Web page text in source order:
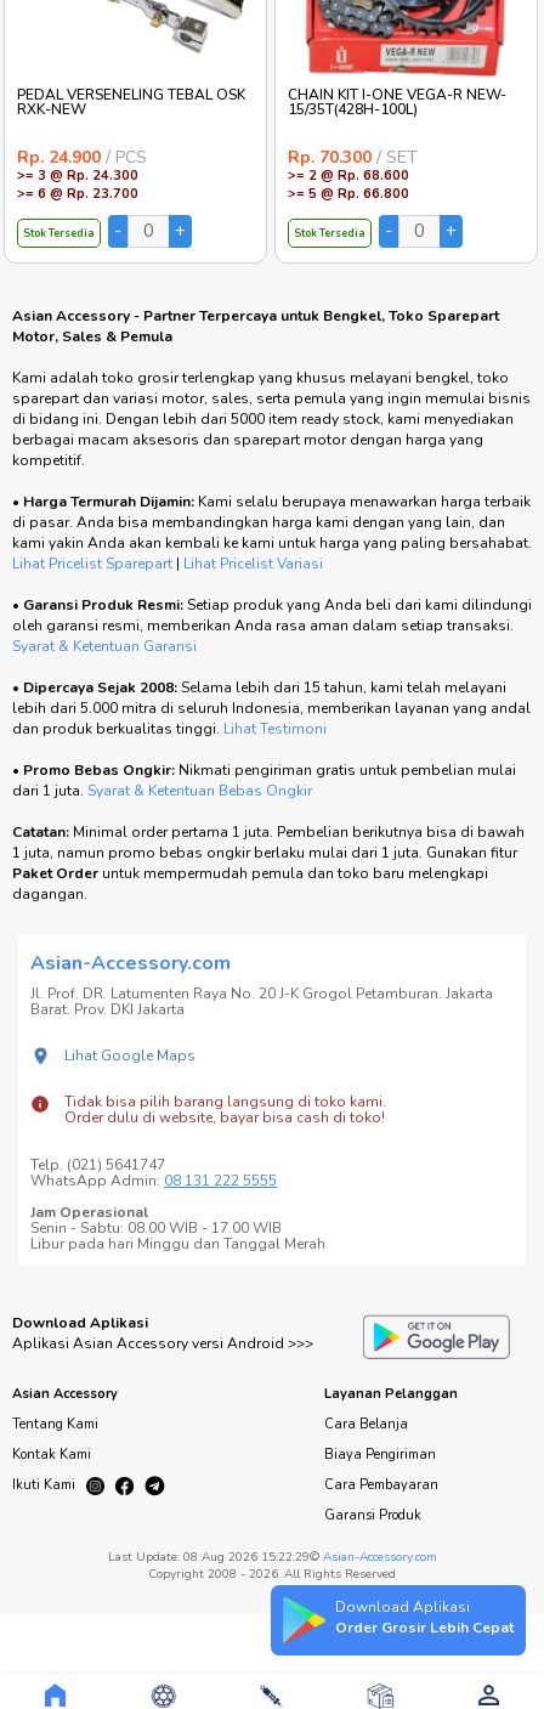
PEDAL VERSENELING TEBAL OSK
RXK-NEW
Rp. 24.900 / PCS
>= 3 @ Rp. 24.300
>= 6 @ Rp. 23.700
Stok Tersedia
CHAIN KIT I-ONE VEGA-R NEW-
15/35T(428H-100L)
Rp. 70.300 / SET
>= 2 @ Rp. 68.600
>= 5 @ Rp. 66.800
Stok Tersedia
Download Aplikasi
Order Grosir Lebih Cepat
Asian Accessory - Partner Terpercaya untuk Bengkel, Toko Sparepart
Motor, Sales & Pemula
Kami adalah toko grosir terlengkap yang khusus melayani bengkel, toko
sparepart dan variasi motor, sales, serta pemula yang ingin memulai bisnis
di bidang ini. Dengan lebih dari 5000 item ready stock, kami menyediakan
berbagai macam aksesoris dan sparepart motor dengan harga yang
kompetitif.
• Harga Termurah Dijamin: Kami selalu berupaya menawarkan harga terbaik
di pasar. Anda bisa membandingkan harga kami dengan yang lain, dan
kami yakin Anda akan kembali ke kami untuk harga yang paling bersahabat.
Lihat Pricelist Sparepart | Lihat Pricelist Variasi
• Garansi Produk Resmi:Setiap produk yang Anda beli dari kami dilindungi
oleh garansi resmi, memberikan Anda rasa aman dalam setiap transaksi.
Syarat & Ketentuan Garansi
• Dipercaya Sejak 2008:Selama lebih dari 15 tahun, kami telah melayani
lebih dari 5.000 mitra di seluruh Indonesia, memberikan layanan yang andal
dan produk berkualitas tinggi. Lihat Testimoni
• Promo Bebas Ongkir: Nikmati pengiriman gratis untuk pembelian mulai
dari 1 juta. Syarat & Ketentuan Bebas Ongkir
Catatan: Minimal order pertama 1 juta. Pembelian berikutnya bisa di bawah
1 juta, namun promo bebas ongkir berlaku mulai dari 1 juta. Gunakan fitur
Paket Order untuk mempermudah pemula dan toko baru melengkapi
dagangan.
Asian-Accessory.com
Jl. Prof. DR. Latumenten Raya No. 20 J-K Grogol Petamburan. Jakarta
Barat. Prov. DKI Jakarta
Lihat Google Maps
Tidak bisa pilih barang langsung di toko kami.
Order dulu di website, bayar bisa cash di toko!
Telp. (021) 5641747
WhatsApp Admin: 08 131 222 5555
Jam Operasional
Senin - Sabtu: 08.00 WIB - 17.00 WIB
Libur pada hari Minggu dan Tanggal Merah
Download Aplikasi
Aplikasi Asian Accessory versi Android >>>
Asian Accessory
Tentang Kami
Kontak Kami
Ikuti Kami
Layanan Pelanggan
Cara Belanja
Biaya Pengiriman
Cara Pembayaran
Garansi Produk
Last Update: 08 Aug 2026 15:22:29© Asian-Accessory.com
Copyright 2008 - 2026. All Rights Reserved